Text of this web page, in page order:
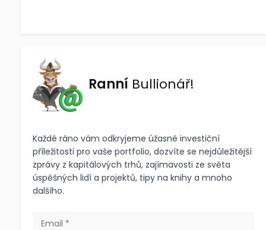
Ranní Bullionář!
Každé ráno vám odkryjeme úžasné investiční
příležitosti pro vaše portfolio, dozvíte se nejdůležitější
zprávy z kapitálových trhů, zajímavosti ze světa
úspěšných lidí a projektů, tipy na knihy a mnoho
dalšího.